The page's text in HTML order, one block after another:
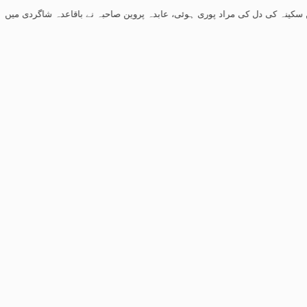
کی مراد پوری ہوئی، عابدہ پروین صاحبہ نے باقاعدہ شاگردی میں لے لیا